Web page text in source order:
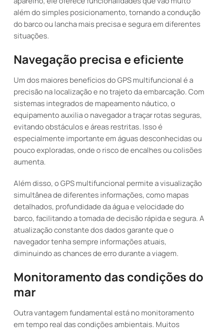
além do simples posicionamento, tornando a condução
do barco ou lancha mais precisa e segura em diferentes
situações.
Navegação precisa e eficiente
Um dos maiores benefícios do GPS multifuncional é a
precisão na localização e no trajeto da embarcação. Com
sistemas integrados de mapeamento náutico, o
equipamento auxilia o navegador a traçar rotas seguras,
evitando obstáculos e áreas restritas. Isso é
especialmente importante em águas desconhecidas ou
pouco exploradas, onde o risco de encalhes ou colisões
aumenta.
Além disso, o GPS multifuncional permite a visualização
simultânea de diferentes informações, como mapas
detalhados, profundidade da água e velocidade do
barco, facilitando a tomada de decisão rápida e segura. A
atualização constante dos dados garante que o
navegador tenha sempre informações atuais,
diminuindo as chances de erro durante a viagem.
Monitoramento das condições do
mar
Outra vantagem fundamental está no monitoramento
em tempo real das condições ambientais. Muitos